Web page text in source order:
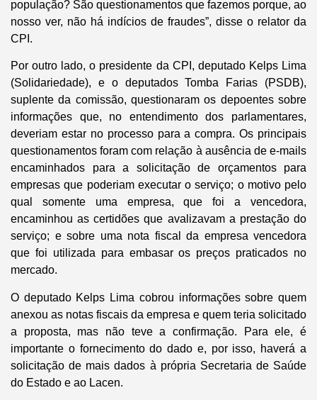
população? São questionamentos que fazemos porque, ao
nosso ver, não há indícios de fraudes”, disse o relator da
CPI.
Por outro lado, o presidente da CPI, deputado Kelps Lima
(Solidariedade), e o deputados Tomba Farias (PSDB),
suplente da comissão, questionaram os depoentes sobre
informações que, no entendimento dos parlamentares,
deveriam estar no processo para a compra. Os principais
questionamentos foram com relação à ausência de e-mails
encaminhados para a solicitação de orçamentos para
empresas que poderiam executar o serviço; o motivo pelo
qual somente uma empresa, que foi a vencedora,
encaminhou as certidões que avalizavam a prestação do
serviço; e sobre uma nota fiscal da empresa vencedora
que foi utilizada para embasar os preços praticados no
mercado.
O deputado Kelps Lima cobrou informações sobre quem
anexou as notas fiscais da empresa e quem teria solicitado
a proposta, mas não teve a confirmação. Para ele, é
importante o fornecimento do dado e, por isso, haverá a
solicitação de mais dados à própria Secretaria de Saúde
do Estado e ao Lacen.